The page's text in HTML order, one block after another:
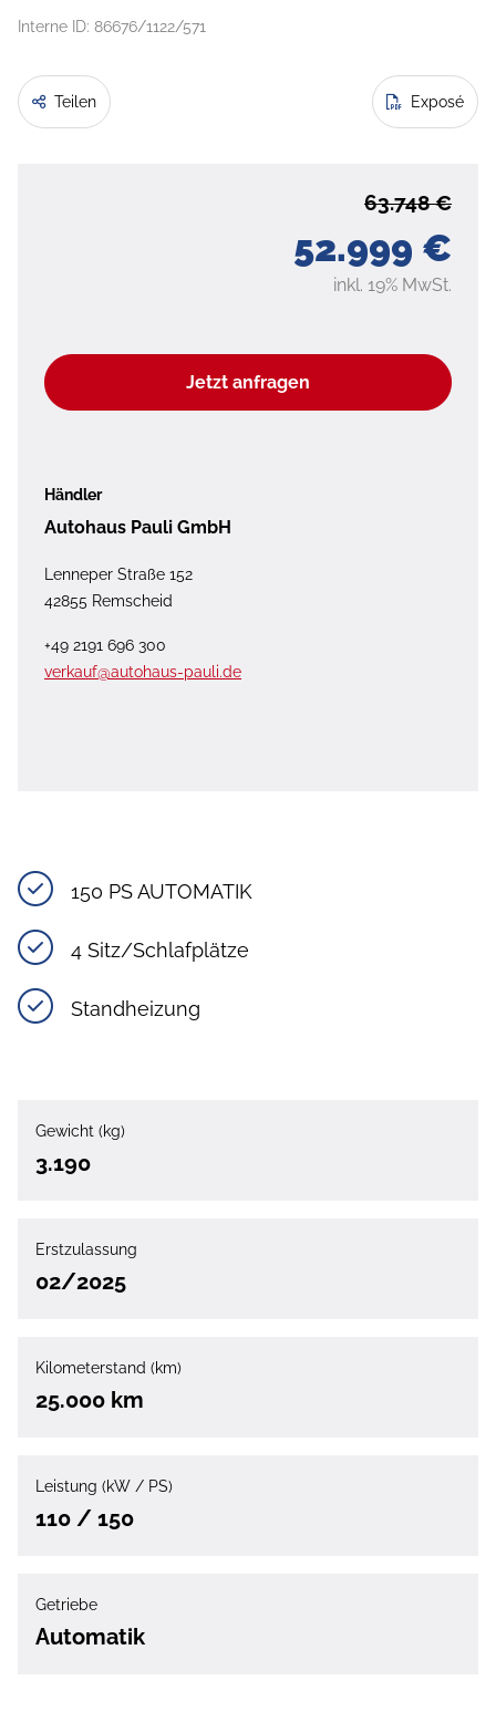
Interne ID: 86676/1122/571
Teilen Exposé
52.999 €
63.748 €
inkl. 19% MwSt.
Jetzt anfragen
Händler
Autohaus Pauli GmbH
Lenneper Straße 152
42855 Remscheid
+49 2191 696 300
verkauf@autohaus-pauli.de
150 PS AUTOMATIK
4 Sitz/Schlafplätze
Standheizung
Gewicht (kg)
3.190
Erstzulassung
02/2025
Kilometerstand (km)
25.000 km
Leistung (kW / PS)
110 / 150
Getriebe
Automatik